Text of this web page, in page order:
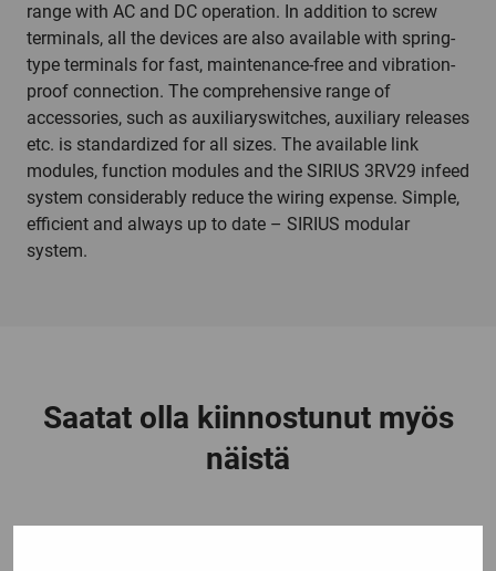
range with AC and DC operation. In addition to screw
terminals, all the devices are also available with spring-
type terminals for fast, maintenance-free and vibration-
proof connection. The comprehensive range of
accessories, such as auxiliaryswitches, auxiliary releases
etc. is standardized for all sizes. The available link
modules, function modules and the SIRIUS 3RV29 infeed
system considerably reduce the wiring expense. Simple,
efficient and always up to date – SIRIUS modular
system.
Saatat olla kiinnostunut myös
näistä